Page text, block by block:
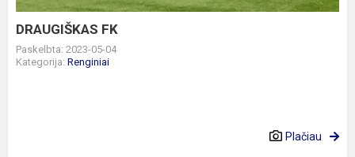
DRAUGIŠKAS FK
Paskelbta: 2023-05-04
Kategorija: Renginiai
Plačiau